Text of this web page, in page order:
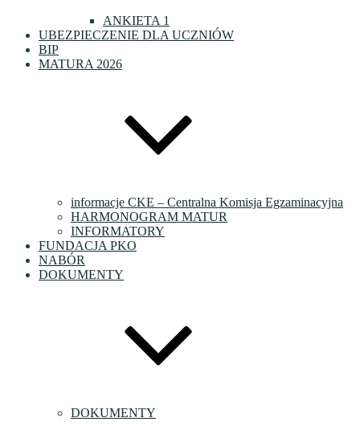
ANKIETA 1
UBEZPIECZENIE DLA UCZNIÓW
BIP
MATURA 2026
informacje CKE – Centralna Komisja Egzaminacyjna
HARMONOGRAM MATUR
INFORMATORY
FUNDACJA PKO
NABÓR
DOKUMENTY
DOKUMENTY